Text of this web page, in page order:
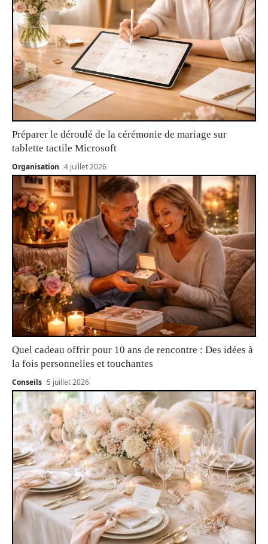
Préparer le déroulé de la cérémonie de mariage sur
tablette tactile Microsoft
Organisation 4 juillet 2026
Quel cadeau offrir pour 10 ans de rencontre : Des idées à
la fois personnelles et touchantes
Conseils 5 juillet 2026